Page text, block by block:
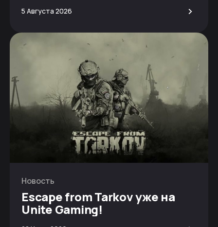
5 Августа 2026 >
Новость
Escape from Tarkov уже на
Unite Gaming!